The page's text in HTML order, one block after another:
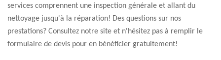
services comprennent une inspection générale et allant du
nettoyage jusqu'à la réparation! Des questions sur nos
prestations? Consultez notre site et n'hésitez pas à remplir le
formulaire de devis pour en bénéficier gratuitement!